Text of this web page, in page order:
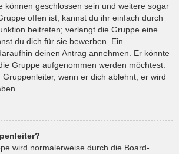
können geschlossen sein und weitere sogar
offen ist, kannst du ihr einfach durch
beitreten; verlangt die Gruppe eine
du dich für sie bewerben. Ein
deinen Antrag annehmen. Er könnte
Gruppe aufgenommen werden möchtest.
Gruppenleiter, wenn er dich ablehnt, er wird
wird normalerweise durch die Board-